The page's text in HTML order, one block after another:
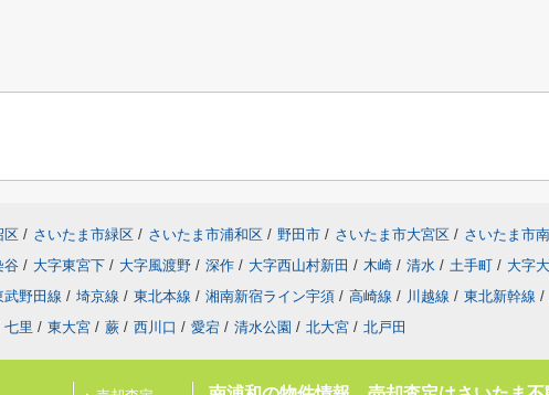
区 / さいたま市緑区 / さいたま市浦和区 / 野田市 / さいたま市大宮区 / さいたま市
谷 / 大字東宮下 / 大字風渡野 / 深作 / 大字西山村新田 / 木崎 / 清水 / 土手町 / 大字
武野田線 / 埼京線 / 東北本線 / 湘南新宿ライン宇須 / 高崎線 / 川越線 / 東北新幹線 /
七里 / 東大宮 / 蕨 / 西川口 / 愛宕 / 清水公園 / 北大宮 / 北戸田